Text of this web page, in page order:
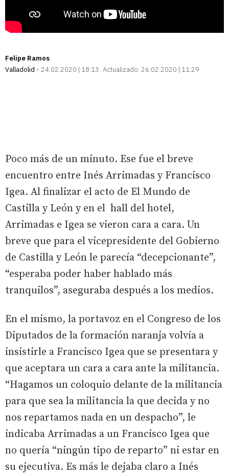
Felipe Ramos
Valladolid
24.02.2020 | 18:13 Actualizado: 26.02.2020 | 11:29
Poco más de un minuto. Ese fue el breve
encuentro entre Inés Arrimadas y Francisco
Igea. Al finalizar el acto de El Mundo de
Castilla y León y en el hall del hotel,
Arrimadas e Igea se vieron cara a cara. Un
breve que para el vicepresidente del Gobierno
de Castilla y León le parecía “decepcionante”,
“esperaba poder haber hablado más
tranquilos”, aseguraba después a los medios.
En el mismo, la portavoz en el Congreso de los
Diputados de la formación naranja volvía a
insistirle a Francisco Igea que se presentara y
que aceptara un cara a cara ante la militancia.
“Hagamos un coloquio delante de la militancia
para que sea la militancia la que decida y no
nos repartamos nada en un despacho”, le
indicaba Arrimadas a un Francisco Igea que
no quería “ningún tipo de reparto” ni estar en
su ejecutiva. Es más le dejaba claro a Inés